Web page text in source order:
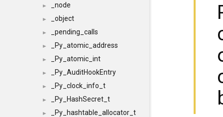
► _node
► _object
► _pending_calls
► _Py_atomic_address
► _Py_atomic_int
► _Py_AuditHookEntry
► _Py_clock_info_t
► _Py_HashSecret_t
► _Py_hashtable_allocator_t